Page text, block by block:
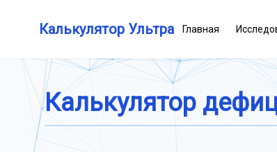
Калькулятор Ультра Главная
Калькулятор